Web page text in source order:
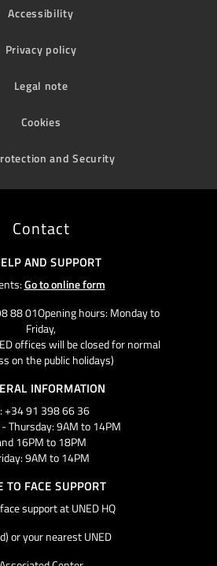
Accessibility
Privacy policy
Legal note
Cookies
and Security
Contact
AND SUPPORT
Go to online form
88 01Opening hours: Monday to
Friday,
offices will be closed for normal
on the public holidays)
INFORMATION
+34 91 398 66 36
Thursday: 9AM to 14PM
16PM to 18PM
9AM to 14PM
TO FACE SUPPORT
support at UNED HQ
or your nearest UNED